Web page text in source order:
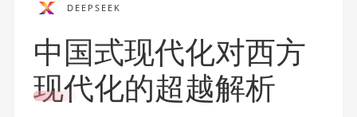
DEEPSEEK
中国式现代化对西方
现代化的超越解析